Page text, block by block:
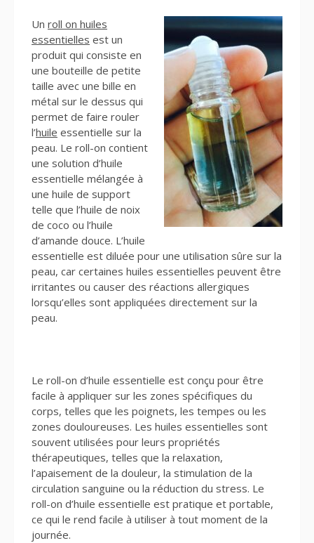
Un roll on huiles
essentielles est un
produit qui consiste en
une bouteille de petite
taille avec une bille en
métal sur le dessus qui
permet de faire rouler
l’huile essentielle sur la
peau. Le roll-on contient
une solution d’huile
essentielle mélangée à
une huile de support
telle que l’huile de noix
de coco ou l’huile
d’amande douce. L’huile
essentielle est diluée pour une utilisation sûre sur la
peau, car certaines huiles essentielles peuvent être
irritantes ou causer des réactions allergiques
lorsqu’elles sont appliquées directement sur la
peau.
Le roll-on d’huile essentielle est conçu pour être
facile à appliquer sur les zones spécifiques du
corps, telles que les poignets, les tempes ou les
zones douloureuses. Les huiles essentielles sont
souvent utilisées pour leurs propriétés
thérapeutiques, telles que la relaxation,
l’apaisement de la douleur, la stimulation de la
circulation sanguine ou la réduction du stress. Le
roll-on d’huile essentielle est pratique et portable,
ce qui le rend facile à utiliser à tout moment de la
journée.